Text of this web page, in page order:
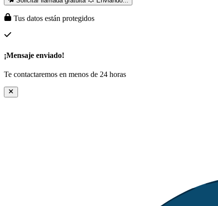
Tus datos están protegidos
¡Mensaje enviado!
Te contactaremos en menos de 24 horas